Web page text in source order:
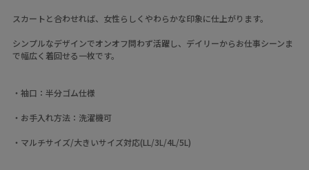
スカートと合わせれば、女性らしくやわらかな印象に仕上がります。
シンプルなデザインでオンオフ問わず活躍し、デイリーからお仕事シーンま
で幅広く着回せる一枚です。
・袖口：半分ゴム仕様
・お手入れ方法：洗濯機可
・マルチサイズ/大きいサイズ対応(LL/3L/4L/5L)